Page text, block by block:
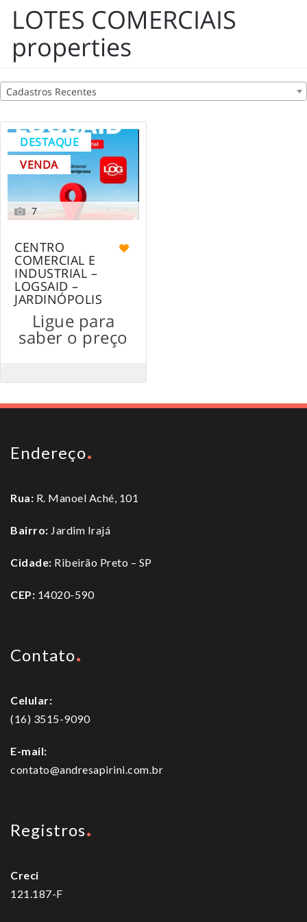
LOTES COMERCIAIS
properties
Cadastros Recentes
DESTAQUE
VENDA
7
CENTRO
COMERCIAL E
INDUSTRIAL –
LOGSAID –
JARDINÓPOLIS
Ligue para
saber o preço
Endereço
Rua: R. Manoel Aché, 101
Bairro: Jardim Irajá
Cidade: Ribeirão Preto – SP
CEP: 14020-590
Contato
Celular:
(16) 3515-9090
E-mail:
contato@andresapirini.com.br
Registros
Creci
121.187-F